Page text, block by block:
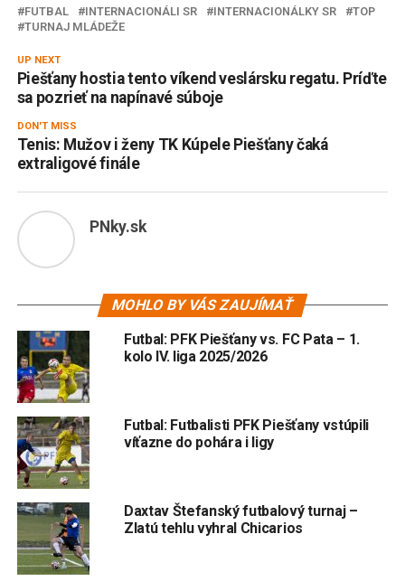
FUTBAL
INTERNACIONÁLI SR INTERNACIONÁLKY SR
TOP
TURNAJ MLÁDEŽE
UP NEXT
Piešťany hostia tento víkend veslársku regatu. Príďte
sa pozrieť na napínavé súboje
DON'T MISS
Tenis: Mužov i ženy TK Kúpele Piešťany čaká
extraligové finále
PNky.sk
MOHLO BY VÁS ZAUJÍMAŤ
Futbal: PFK Piešťany vs. FC Pata – 1.
kolo IV. liga 2025/2026
Futbal: Futbalisti PFK Piešťany vstúpili
víťazne do pohára i ligy
Daxtav Štefanský futbalový turnaj –
Zlatú tehlu vyhral Chicarios